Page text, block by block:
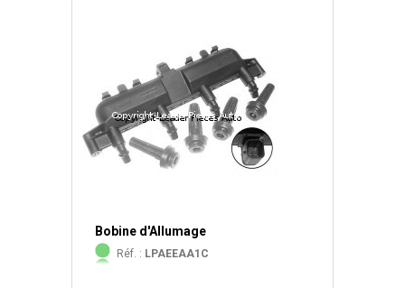
Bobine d'Allumage
Réf. : LPAEEAA1C